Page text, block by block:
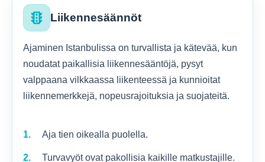
traffic Liikennesäännöt
Ajaminen Istanbulissa on turvallista ja kätevää, kun
noudatat paikallisia liikennesääntöjä, pysyt
valppaana vilkkaassa liikenteessä ja kunnioitat
liikennemerkkejä, nopeusrajoituksia ja suojateitä.
Aja tien oikealla puolella.
Turvavyöt ovat pakollisia kaikille matkustajille.